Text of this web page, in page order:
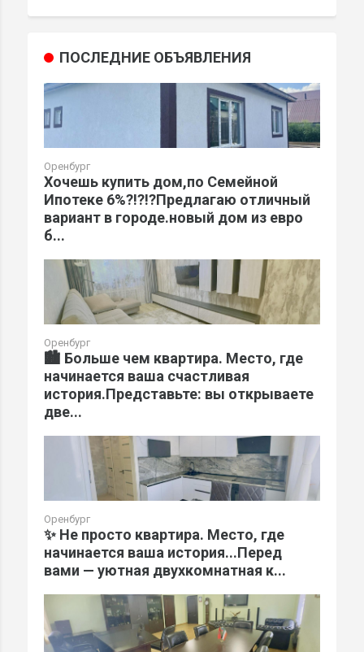
ПОСЛЕДНИЕ ОБЪЯВЛЕНИЯ
Оренбург
Хочешь купить дом,по Семейной
Ипотеке 6%?!?!?Предлагаю отличный
вариант в городе.новый дом из евро
б...
Оренбург
🏙️ Больше чем квартира. Место, где
начинается ваша счастливая
история.Представьте: вы открываете
две...
Оренбург
✨ Не просто квартира. Место, где
начинается ваша история...Перед
вами — уютная двухкомнатная к...